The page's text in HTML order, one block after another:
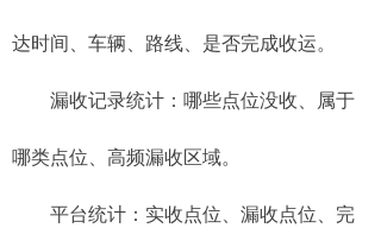
达时间、车辆、路线、是否完成收运。
漏收记录统计：哪些点位没收、属于
哪类点位、高频漏收区域。
平台统计：实收点位、漏收点位、完